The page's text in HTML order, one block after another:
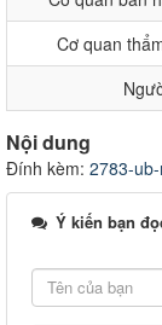
Cơ quan
Nội dung
Đính kèm: 2783-
Ý kiến bạn